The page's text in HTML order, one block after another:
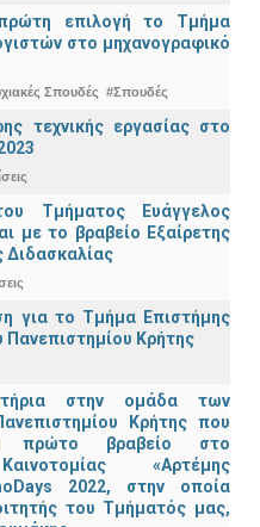
πρώτη επιλογή το Τμήμα
στο μηχανογραφικό
Σπουδές #Σπουδές
τεχνικής εργασίας στο
Τμήματος Ευάγγελος
με το βραβείο Εξαίρετης
Διδασκαλίας
για το Τμήμα Επιστήμης
Κρήτης
στην ομάδα των
Κρήτης που
πρώτο βραβείο στο
«Αρτέμης
2022, στην οποία
του Τμήματός μας,